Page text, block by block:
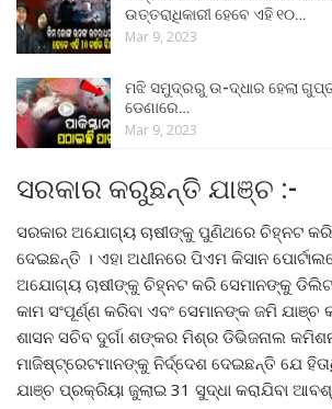
ଉତ୍ତରାଧିକାରୀ ହେବେ ଏହି ୧୦…
Mar 9, 2023
ମଝି ସମୁଦ୍ରରୁ ଉ-ଦ୍ଧାର ହେଲା
ଡେଣାରେ…
Mar 9, 2023
ସରକାର କରୁଛନ୍ତି ଯାଞ୍ଚ :-
ସରକାର ଅଯୋଗ୍ୟ ଚାଷୀଙ୍କୁ ପୁଣିଥରେ ଚିହ୍ନଟ
ଦେଇଛନ୍ତି । ଏହା ଅଧୀନରେ ପିଏମ କିସାନ
ଅଯୋଗ୍ୟ ଚାଷୀଙ୍କୁ ଚିହ୍ନଟ କରି ସେମାନଙ୍କୁ
କାମ ସଂପୂର୍ଣ୍ଣ କରିବା ଏବଂ ସେମାନଙ୍କ ଜମି ଯାଞ୍ଚ
ଶାସନ ସଚିବ ଦୁର୍ଗା ଶଙ୍କର ମିଶ୍ର ଡିଭିଜନାଲ
ମାଜିଷ୍ଟ୍ରେଟମାନଙ୍କୁ ନିର୍ଦ୍ଦେଶ ଦେଇଛନ୍ତି ଯେ
ଯାଞ୍ଚ ପ୍ରକ୍ରିୟା ଜୁଲାଇ 31 ସୁଦ୍ଧା କରାଯିବା